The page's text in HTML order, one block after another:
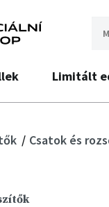
Limitált
Csatok és